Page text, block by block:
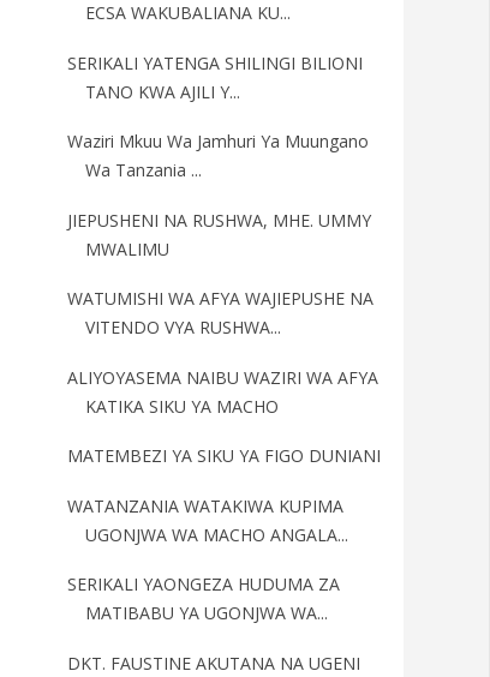
ECSA WAKUBALIANA KU...
SERIKALI YATENGA SHILINGI BILIONI
TANO KWA AJILI Y...
Waziri Mkuu Wa Jamhuri Ya Muungano
Wa Tanzania ...
JIEPUSHENI NA RUSHWA, MHE. UMMY
MWALIMU
WATUMISHI WA AFYA WAJIEPUSHE NA
VITENDO VYA RUSHWA...
ALIYOYASEMA NAIBU WAZIRI WA AFYA
KATIKA SIKU YA MACHO
MATEMBEZI YA SIKU YA FIGO DUNIANI
WATANZANIA WATAKIWA KUPIMA
UGONJWA WA MACHO ANGALA...
SERIKALI YAONGEZA HUDUMA ZA
MATIBABU YA UGONJWA WA...
DKT. FAUSTINE AKUTANA NA UGENI